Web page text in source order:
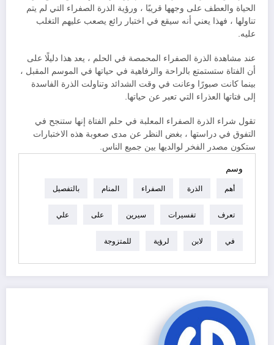
الحياة والعطف على وجهها قريبًا ، ورؤية الذرة الصفراء التي لم يتم
تناولها ، فهذا يعني أنه سيقع في اختبار رائع يصعب عليهم التغلب
عليه.
عند مشاهدة الذرة الصفراء المحمصة في الحلم ، يعد هذا دليلًا على
أن الفتاة ستستمتع بالراحة والرفاهية في حياتها في الموسم المقبل ،
بينما كانت صبورًا وعانت في وقت الشدائد وتناولت الذرة الفاسدة
إلى فتاتها العذراء التي تعبر عن حياتها.
تقول شراء الذرة الصفراء المعلبة في حلم الفتاة إنها ستنجح في
التفوق في دراستها ، بغض النظر عن مدى صعوبة هذه الاختبارات
ستكون مصدر الفخر لوالديها بين جميع الناس.
وسم
أهم الذرة الصفراء المنام بالتفصيل
تعرف تفسيرات سيرين على علي
في لابن لرؤية للمتزوجة